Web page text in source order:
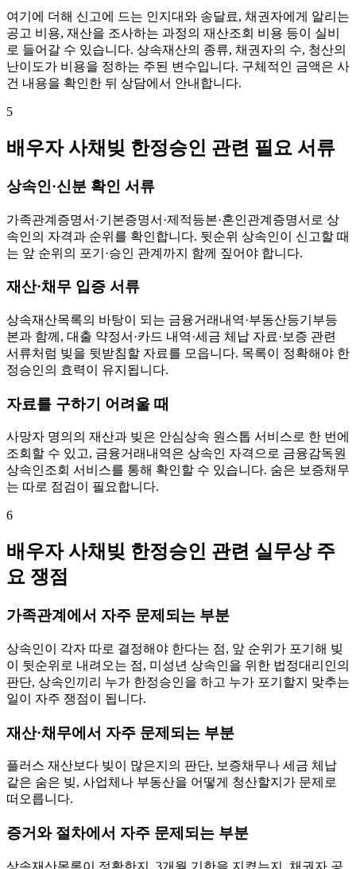
여기에 더해 신고에 드는 인지대와 송달료, 채권자에게 알리는
공고 비용, 재산을 조사하는 과정의 재산조회 비용 등이 실비
로 들어갈 수 있습니다. 상속재산의 종류, 채권자의 수, 청산의
난이도가 비용을 정하는 주된 변수입니다. 구체적인 금액은 사
건 내용을 확인한 뒤 상담에서 안내합니다.
5
배우자 사채빚 한정승인 관련 필요 서류
상속인·신분 확인 서류
가족관계증명서·기본증명서·제적등본·혼인관계증명서로 상
속인의 자격과 순위를 확인합니다. 뒷순위 상속인이 신고할 때
는 앞 순위의 포기·승인 관계까지 함께 짚어야 합니다.
재산·채무 입증 서류
상속재산목록의 바탕이 되는 금융거래내역·부동산등기부등
본과 함께, 대출 약정서·카드 내역·세금 체납 자료·보증 관련
서류처럼 빚을 뒷받침할 자료를 모읍니다. 목록이 정확해야 한
정승인의 효력이 유지됩니다.
자료를 구하기 어려울 때
사망자 명의의 재산과 빚은 안심상속 원스톱 서비스로 한 번에
조회할 수 있고, 금융거래내역은 상속인 자격으로 금융감독원
상속인조회 서비스를 통해 확인할 수 있습니다. 숨은 보증채무
는 따로 점검이 필요합니다.
6
배우자 사채빚 한정승인 관련 실무상 주
요 쟁점
가족관계에서 자주 문제되는 부분
상속인이 각자 따로 결정해야 한다는 점, 앞 순위가 포기해 빚
이 뒷순위로 내려오는 점, 미성년 상속인을 위한 법정대리인의
판단, 상속인끼리 누가 한정승인을 하고 누가 포기할지 맞추는
일이 자주 쟁점이 됩니다.
재산·채무에서 자주 문제되는 부분
플러스 재산보다 빚이 많은지의 판단, 보증채무나 세금 체납
같은 숨은 빚, 사업체나 부동산을 어떻게 청산할지가 문제로
떠오릅니다.
증거와 절차에서 자주 문제되는 부분
상속재산목록이 정확한지, 3개월 기한을 지켰는지, 채권자 공